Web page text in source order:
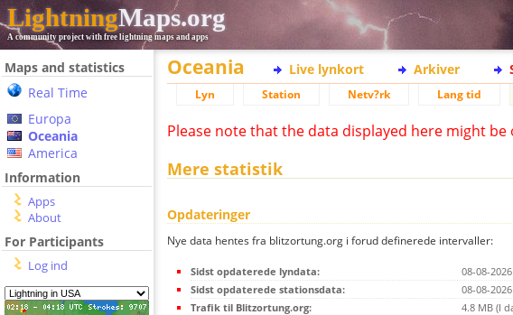
LightningMaps.org
A community project with free lightning maps and apps
Maps and statistics
Real Time
Europa
Oceania
America
Information
Apps
About
For Participants
Log ind
Oceania Live lynkort Arkiver
Lyn Station Netv?rk Lang tid
Please note that the data displayed here might
Mere statistik
Opdateringer
Nye data hentes fra blitzortung.org i forud definerede intervaller:
Sidst opdaterede lyndata:
08-08-
Sidst opdaterede stationsdata:
08-08-
Trafik til Blitzortung.org:
4.8 MB (I